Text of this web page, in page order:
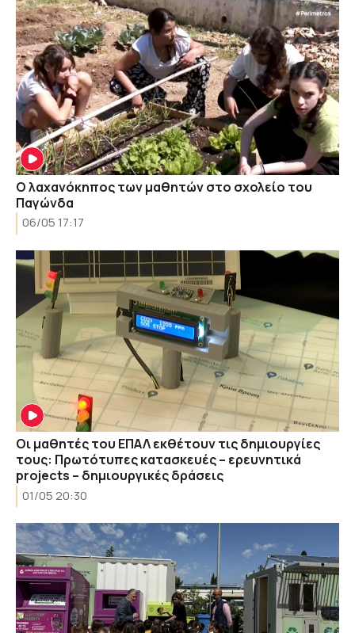
Ο λαχανόκηπος των μαθητών στο σχολείο του
Παγώνδα
06/05 17:17
Οι μαθητές του ΕΠΑΛ εκθέτουν τις δημιουργίες
τους: Πρωτότυπες κατασκευές – ερευνητικά
projects – δημιουργικές δράσεις
01/05 20:30